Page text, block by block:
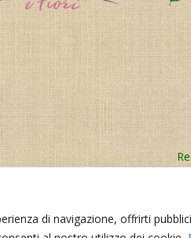
di navigazione, offrirti